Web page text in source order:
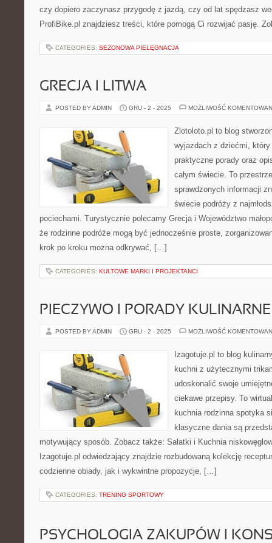
czy dopiero zaczynasz przygodę z jazdą, czy od lat spędzasz
ProfiBike.pl znajdziesz treści, które pomogą Ci rozwijać pasję.
CATEGORIES: SEZONOWA PIELĘGNACJA
GRECJA I LITWA
POSTED BY ADMIN GRU - 2 - 2025 MOŻLIWOŚĆ
Zlotoloto.pl to blog
wyjazdach z dziećmi, który
praktyczne porady oraz
całym świecie. To
sprawdzonych informacji
świecie podróży z
pociechami. Turystycznie polecamy Grecja i Województwo
że rodzinne podróże mogą być jednocześnie proste,
krok po kroku można odkrywać, […]
CATEGORIES: KULTOWE MARKI I PROJEKTANCI
PIECZYWO I PORADY KULINARNE
POSTED BY ADMIN GRU - 2 - 2025 MOŻLIWOŚĆ
Izagotuje.pl to blog
kuchni z użytecznymi
udoskonalić swoje
ciekawe przepisy. To
kuchnia rodzinna spotyka
klasyczne dania są
motywujący sposób. Zobacz także: Sałatki i Kuchnia
Izagotuje.pl odwiedzający znajdzie rozbudowaną kolekcję
codzienne obiady, jak i wykwintne propozycje, […]
CATEGORIES: TRENING SPORTOWY
PSYCHOLOGIA ZAKUPÓW I